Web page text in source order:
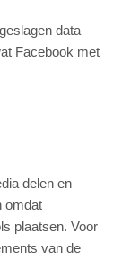
data
Facebook met
delen en
omdat
plaatsen. Voor
van de